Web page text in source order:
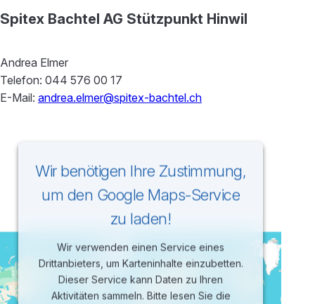
Spitex Bachtel AG Stützpunkt Hinwil
Andrea Elmer
Telefon: 044 576 00 17
E-Mail: andrea.elmer@spitex-bachtel.ch
Wir benötigen Ihre Zustimmung,
um den Google Maps-Service
zu laden!
Wir verwenden einen Service eines
Drittanbieters, um Karteninhalte einzubetten.
Dieser Service kann Daten zu Ihren
Aktivitäten sammeln. Bitte lesen Sie die